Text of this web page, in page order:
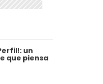
un
que piensa